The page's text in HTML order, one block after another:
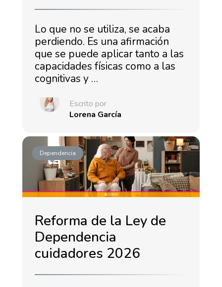
Lo que no se utiliza, se acaba
perdiendo. Es una afirmación
que se puede aplicar tanto a las
capacidades físicas como a las
cognitivas y …
Escrito por
Lorena García
Dependencia
Reforma de la Ley de
Dependencia
cuidadores 2026